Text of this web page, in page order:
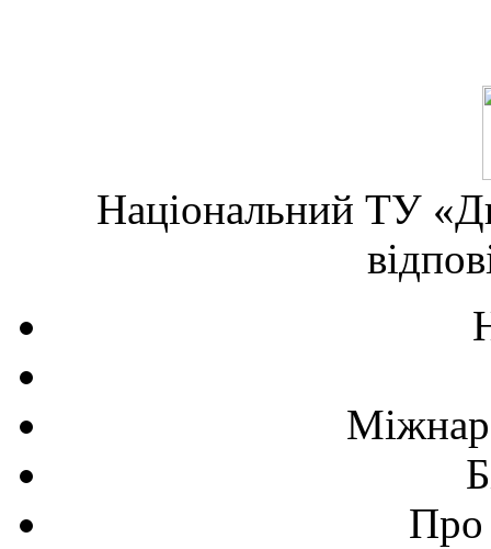
Національний ТУ
Про